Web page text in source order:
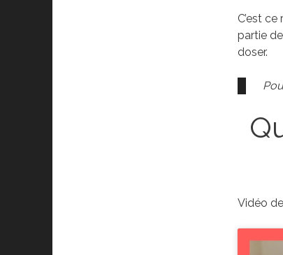
C’est
partie
doser.
Vidéo